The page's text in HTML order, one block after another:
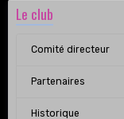
Le club
Comité directeur
Partenaires
Historique